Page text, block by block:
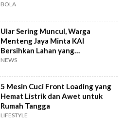
BOLA
Ular Sering Muncul, Warga
Menteng Jaya Minta KAI
Bersihkan Lahan yang
Terbengkalai
NEWS
5 Mesin Cuci Front Loading yang
Hemat Listrik dan Awet untuk
Rumah Tangga
LIFESTYLE